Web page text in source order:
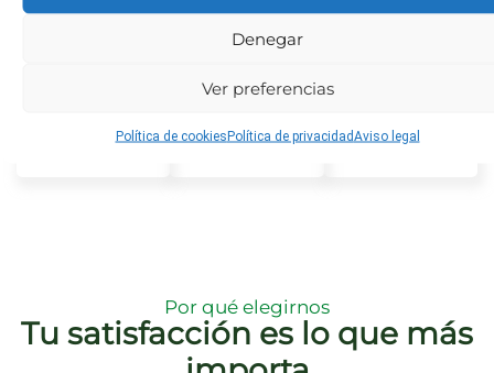
Denegar
Ver preferencias
Política de cookiesPolítica de privacidadAviso legal
Poda
Plagas
comunes
Áfidos,
nematodos y
de la patata
Por qué elegirnos
Tu satisfacción es lo que más